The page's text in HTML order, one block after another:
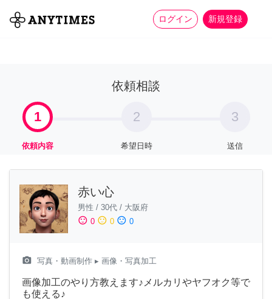
ログイン 新規登録
全て 家事 more_horiz
依頼相談
1
依頼内容
2
希望日時
3
送信
赤い心
男性 / 30代 / 大阪府
sentiment_satisfied 0 sentiment_neutral 0 sentiment_dissatisfied 0
camera_alt 写真・動画制作 ▸ 画像・写真加工
画像加工のやり方教えます♪メルカリやヤフオク等で
も使える♪